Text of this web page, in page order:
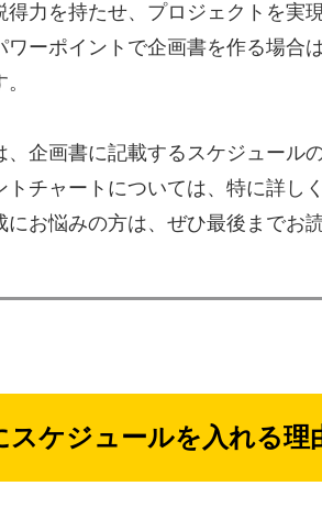
得力を持たせ、プロジェクトを実
ワーポイントで企画書を作る場合
、企画書に記載するスケジュール
トチャートについては、特に詳し
にお悩みの方は、ぜひ最後までお
スケジュールを入れる理